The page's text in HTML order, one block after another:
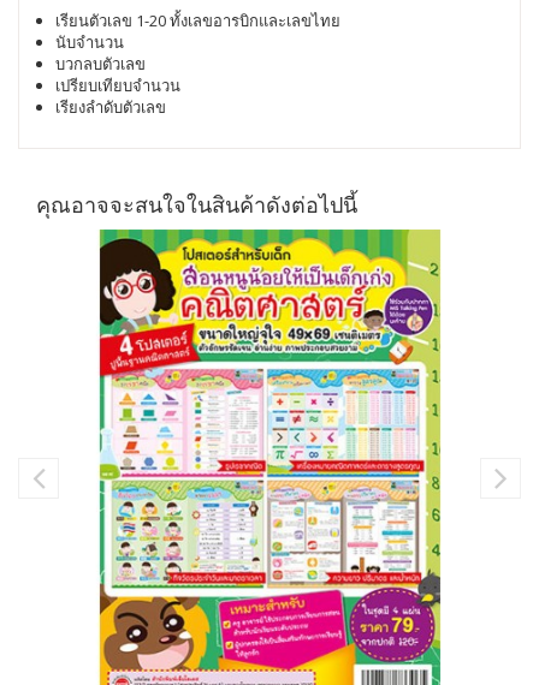
เรียนตัวเลข 1-20 ทั้งเลขอารบิกและเลขไทย
นับจำนวน
บวกลบตัวเลข
เปรียบเทียบจำนวน
เรียงลำดับตัวเลข
คุณอาจจะสนใจในสินค้าดังต่อไปนี้